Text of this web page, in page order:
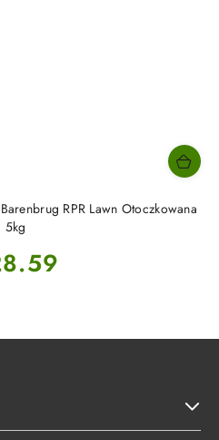
RPR Lawn Otoczkowana
5kg